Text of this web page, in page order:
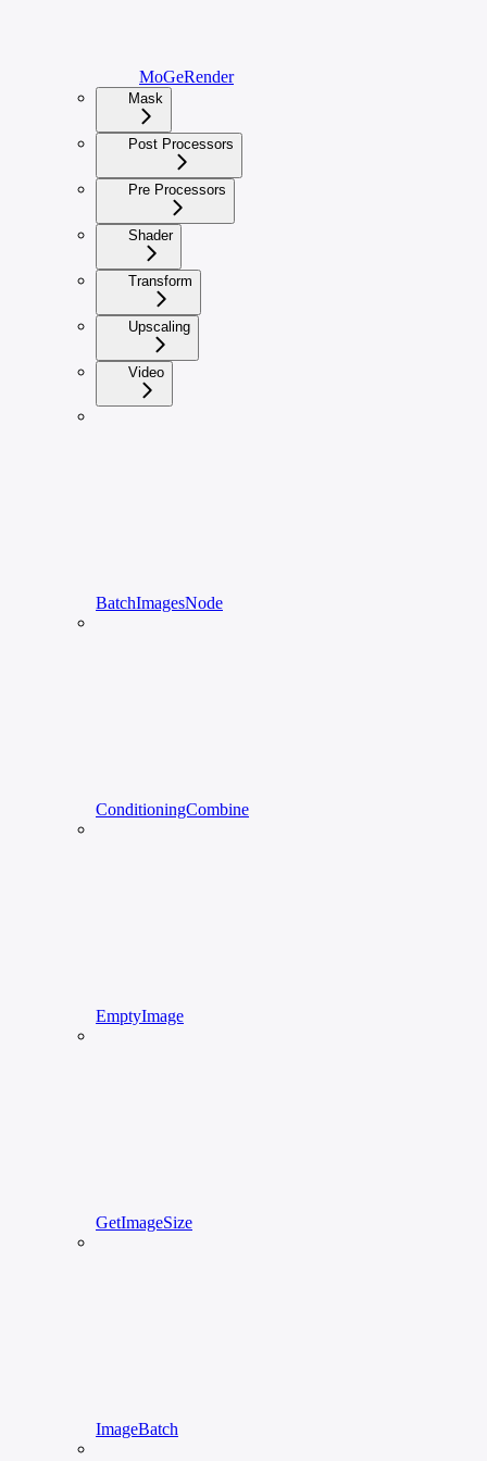
MoGeRender
Mask
Post Processors
Pre Processors
Shader
Transform
Upscaling
Video
BatchImagesNode
ConditioningCombine
EmptyImage
GetImageSize
ImageBatch